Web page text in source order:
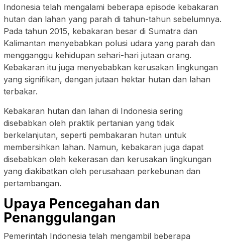
Indonesia telah mengalami beberapa episode kebakaran
hutan dan lahan yang parah di tahun-tahun sebelumnya.
Pada tahun 2015, kebakaran besar di Sumatra dan
Kalimantan menyebabkan polusi udara yang parah dan
mengganggu kehidupan sehari-hari jutaan orang.
Kebakaran itu juga menyebabkan kerusakan lingkungan
yang signifikan, dengan jutaan hektar hutan dan lahan
terbakar.
Kebakaran hutan dan lahan di Indonesia sering
disebabkan oleh praktik pertanian yang tidak
berkelanjutan, seperti pembakaran hutan untuk
membersihkan lahan. Namun, kebakaran juga dapat
disebabkan oleh kekerasan dan kerusakan lingkungan
yang diakibatkan oleh perusahaan perkebunan dan
pertambangan.
Upaya Pencegahan dan
Penanggulangan
Pemerintah Indonesia telah mengambil beberapa